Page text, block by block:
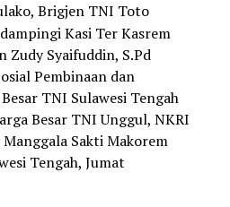
Brigjen TNI Toto
Kasi Ter Kasrem
Syaifuddin, S.Pd
Pembinaan dan
TNI Sulawesi Tengah
Besar TNI Unggul, NKRI
Sakti Makorem
Tengah, Jumat